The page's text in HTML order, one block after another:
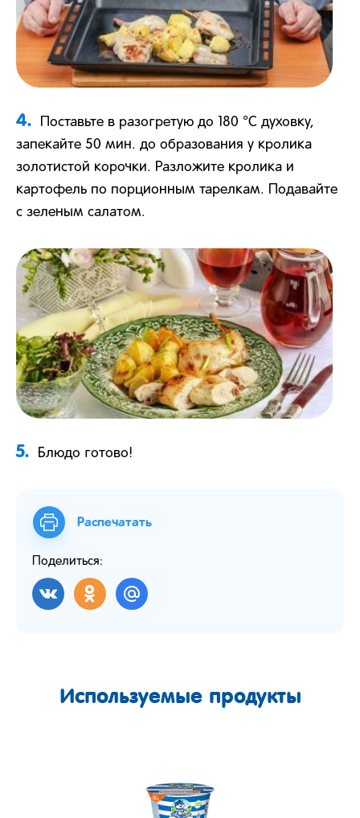
4.
Поставьте в разогретую до 180 °С духовку,
запекайте 50 мин. до образования у кролика
золотистой корочки. Разложите кролика и
картофель по порционным тарелкам. Подавайте
с зеленым салатом.
5. Блюдо готово!
Распечатать
Поделиться:
Используемые продукты